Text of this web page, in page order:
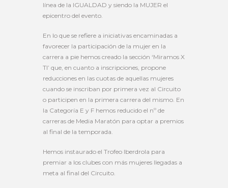
línea de la IGUALDAD y siendo la MUJER el
epicentro del evento.
En lo que se refiere a iniciativas encaminadas a
favorecer la participación de la mujer en la
carrera a pie hemos creado la sección ‘Miramos X
TI’ que, en cuanto a inscripciones, propone
reducciones en las cuotas de aquellas mujeres
cuando se inscriban por primera vez al Circuito
o participen en la primera carrera del mismo. En
la Categoría E y F hemos reducido el nº de
carreras de Media Maratón para optar a premios
al final de la temporada.
Hemos instaurado el Trofeo Iberdrola para
premiar a los clubes con más mujeres llegadas a
meta al final del Circuito.